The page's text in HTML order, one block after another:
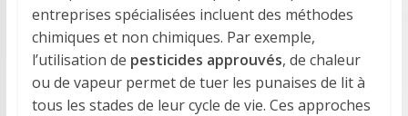
entreprises spécialisées incluent des méthodes
chimiques et non chimiques. Par exemple,
l’utilisation de pesticides approuvés, de chaleur
ou de vapeur permet de tuer les punaises de lit à
tous les stades de leur cycle de vie. Ces approches